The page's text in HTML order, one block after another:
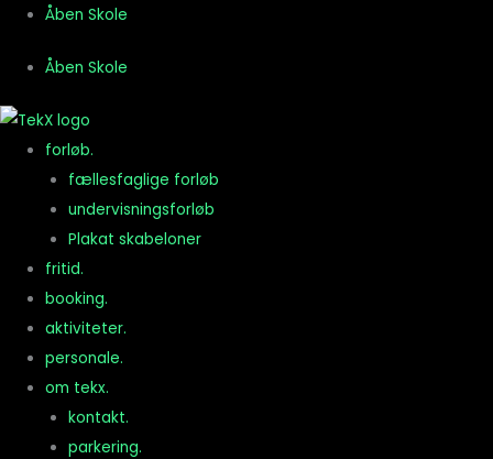
indholdet
Åben Skole
Åben Skole
forløb.
fællesfaglige forløb
undervisningsforløb
Plakat skabeloner
fritid.
booking.
aktiviteter.
personale.
om tekx.
kontakt.
parkering.